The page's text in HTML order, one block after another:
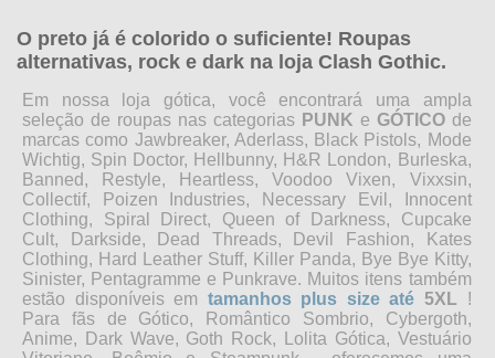
O preto já é colorido o suficiente! Roupas
alternativas, rock e dark na loja Clash Gothic.
Em nossa loja gótica, você encontrará uma ampla
seleção de roupas nas categorias PUNK e GÓTICOde
marcas como Jawbreaker, Aderlass, Black Pistols, Mode
Wichtig, Spin Doctor, Hellbunny, H&R London, Burleska,
Banned, Restyle, Heartless, Voodoo Vixen, Vixxsin,
Collectif, Poizen Industries, Necessary Evil, Innocent
Clothing, Spiral Direct, Queen of Darkness, Cupcake
Cult, Darkside, Dead Threads, Devil Fashion, Kates
Clothing, Hard Leather Stuff, Killer Panda, Bye Bye Kitty,
Sinister, Pentagramme e Punkrave. Muitos itens também
estão disponíveis em tamanhos plus sizeaté 5XL !
Para fãs de Gótico, Romântico Sombrio, Cybergoth,
Anime, Dark Wave, Goth Rock, Lolita Gótica, Vestuário